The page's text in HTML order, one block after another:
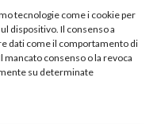
tecnologie come i cookie per
dispositivo. Il consenso a
dati come il comportamento di
mancato consenso o la revoca
su determinate